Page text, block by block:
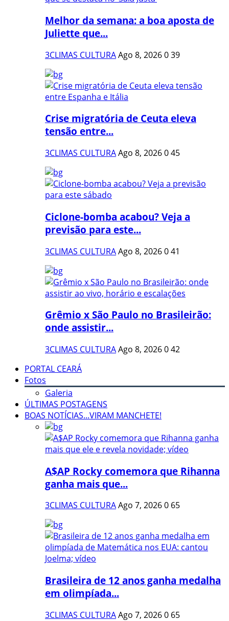
Melhor da semana: a boa aposta de
Juliette que...
3CLIMAS CULTURAAgo 8, 2026039
Crise migratória de Ceuta eleva
tensão entre...
3CLIMAS CULTURAAgo 8, 2026045
Ciclone-bomba acabou? Veja a
previsão para este...
3CLIMAS CULTURAAgo 8, 2026041
Grêmio x São Paulo no Brasileirão:
onde assistir...
3CLIMAS CULTURAAgo 8, 2026042
PORTAL CEARÁ
Fotos
Galeria
ÚLTIMAS POSTAGENS
BOAS NOTÍCIAS...VIRAM MANCHETE!
A$AP Rocky comemora que Rihanna
ganha mais que...
3CLIMAS CULTURAAgo 7, 20260 65
Brasileira de 12 anos ganha medalha
em olimpíada...
3CLIMAS CULTURAAgo 7, 20260 65